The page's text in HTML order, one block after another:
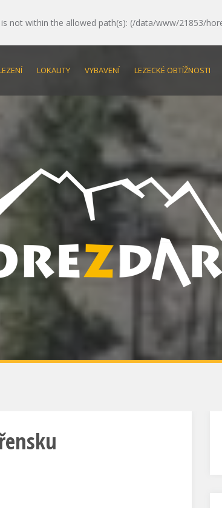
not within the allowed path(s): (/data/www/21853/
LOKALITY VYBAVENÍ LEZECKÉ OBTÍŽNOSTI